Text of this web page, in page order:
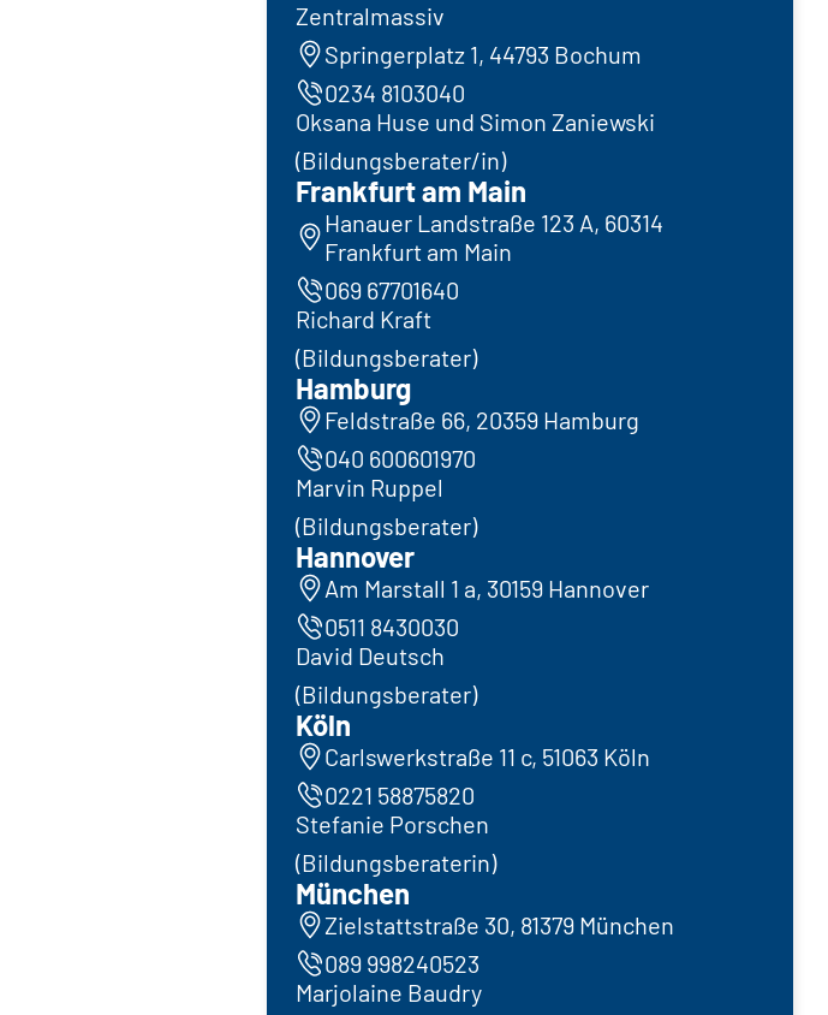
Zentralmassiv
Springerplatz 1, 44793 Bochum
0234 8103040
Oksana Huse und Simon Zaniewski
(Bildungsberater/in)
Frankfurt am Main
Hanauer Landstraße 123 A, 60314
Frankfurt am Main
069 67701640
Richard Kraft
(Bildungsberater)
Hamburg
Feldstraße 66, 20359 Hamburg
040 600601970
Marvin Ruppel
(Bildungsberater)
Hannover
Am Marstall 1 a, 30159 Hannover
0511 8430030
David Deutsch
(Bildungsberater)
Köln
Carlswerkstraße 11 c, 51063 Köln
0221 58875820
Stefanie Porschen
(Bildungsberaterin)
München
Zielstattstraße 30, 81379 München
089 998240523
Marjolaine Baudry